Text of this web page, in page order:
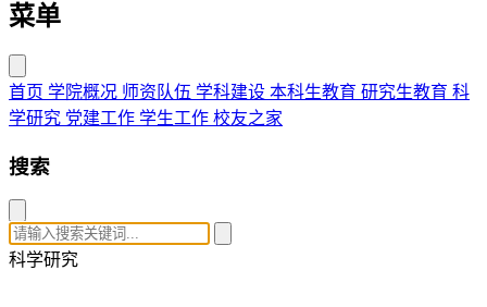
菜单
首页 学院概况 师资队伍 学科建设 本科生教育 研究生教育 科
学研究 党建工作 学生工作 校友之家
搜索
科学研究